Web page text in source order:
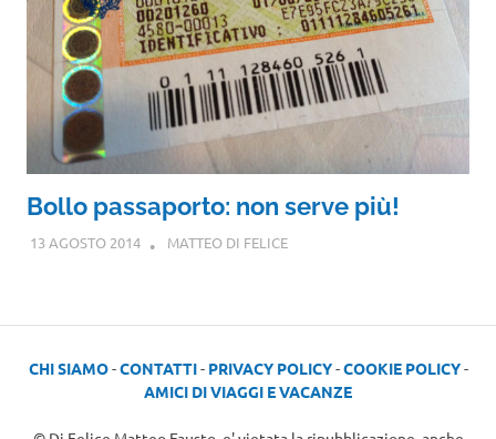
Bollo passaporto: non serve più!
13 AGOSTO 2014 MATTEO DI FELICE
CHI SIAMO-CONTATTI- PRIVACY POLICY-COOKIE POLICY-
AMICI DI VIAGGI E VACANZE